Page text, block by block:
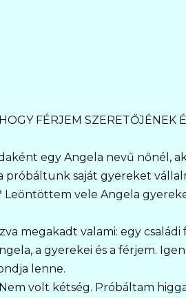
FÉRJEM SZERETŐJÉNEK
egy Angela nevű nőnél,
próbáltunk saját gyereket
Leöntöttem vele Angela
megakadt valami: egy családi
a gyerekei és a férjem.
lenne.
Nem volt kétség. Próbáltam